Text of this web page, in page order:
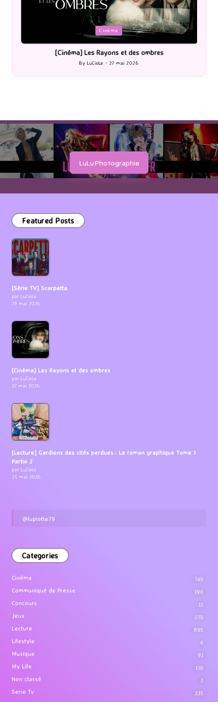
Cinéma
[Cinéma] Les Rayons et des ombres
Posted
by
By LuCioLe 27 mai 2026
LuLu Photographie
Featured Posts
[Série TV] Scarpetta
par LuCioLe
29 mai 2026
[Cinéma] Les Rayons et des ombres
par LuCioLe
27 mai 2026
[Lecture] Gardiens des cités perdues : Le roman graphique Tome 1
Partie 2
par LuCioLe
25 mai 2026
@lupiotte79
Categories
Cinéma 749
Communiqué de Presse 190
Concours 12
Jeux 279
Lecture 895
Lifestyle 4
Musique 91
My Life 110
Non classé 1
Serie Tv 335